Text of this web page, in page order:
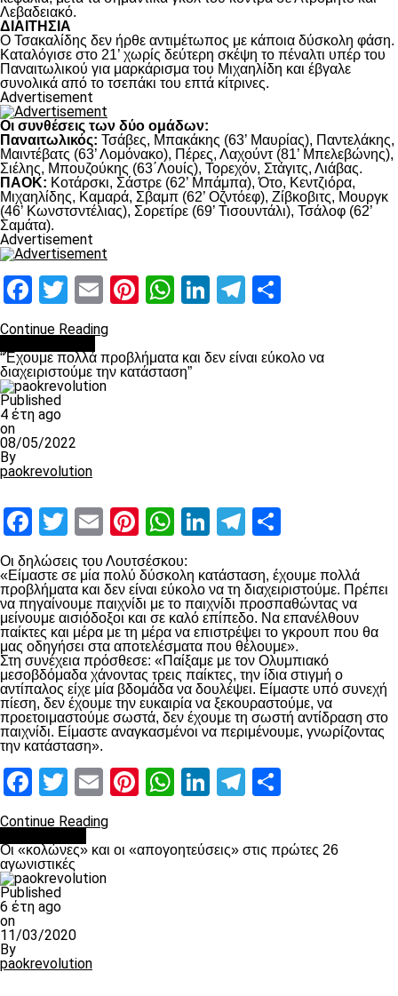
Λεβαδειακό.
ΔΙΑΙΤΗΣΙΑ
Ο Τσακαλίδης δεν ήρθε αντιμέτωπος με κάποια δύσκολη φάση.
Καταλόγισε στο 21’ χωρίς δεύτερη σκέψη το πέναλτι υπέρ του
Παναιτωλικού για μαρκάρισμα του Μιχαηλίδη και έβγαλε
συνολικά από το τσεπάκι του επτά κίτρινες.
Advertisement
Οι συνθέσεις των δύο ομάδων:
Παναιτωλικός: Τσάβες, Μπακάκης (63’ Μαυρίας), Παντελάκης,
Μαιντέβατς (63’ Λομόνακο), Πέρες, Λαχούντ (81’ Μπελεβώνης),
Σιέλης, Μπουζούκης (63΄Λουίς), Τορεχόν, Στάγιτς, Λιάβας.
ΠΑΟΚ: Κοτάρσκι, Σάστρε (62’ Μπάμπα), Ότο, Κεντζιόρα,
Μιχαηλίδης, Καμαρά, Σβαμπ (62’ Οζντόεφ), Ζίβκοβιτς, Μουργκ
(46’ Κωνστσντέλιας), Σορετίρε (69’ Τισουντάλι), Τσάλοφ (62’
Σαμάτα).
Advertisement
Facebook
Twitter
EmailPinterest
WhatsApp
LinkedIn
Telegram
Continue Reading
“Έχουμε πολλά προβλήματα και δεν είναι εύκολο να
διαχειριστούμε την κατάσταση”
Published
4 έτη ago
on
08/05/2022
By
paokrevolution
Facebook
Twitter
EmailPinterest
WhatsApp
LinkedIn
Telegram
Οι δηλώσεις του Λουτσέσκου:
«Είμαστε σε μία πολύ δύσκολη κατάσταση, έχουμε πολλά
προβλήματα και δεν είναι εύκολο να τη διαχειριστούμε. Πρέπει
να πηγαίνουμε παιχνίδι με το παιχνίδι προσπαθώντας να
μείνουμε αισιόδοξοι και σε καλό επίπεδο. Να επανέλθουν
παίκτες και μέρα με τη μέρα να επιστρέψει το γκρουπ που θα
μας οδηγήσει στα αποτελέσματα που θέλουμε».
Στη συνέχεια πρόσθεσε: «Παίξαμε με τον Ολυμπιακό
μεσοβδόμαδα χάνοντας τρεις παίκτες, την ίδια στιγμή ο
αντίπαλος είχε μία βδομάδα να δουλέψει. Είμαστε υπό συνεχή
πίεση, δεν έχουμε την ευκαιρία να ξεκουραστούμε, να
προετοιμαστούμε σωστά, δεν έχουμε τη σωστή αντίδραση στο
παιχνίδι. Είμαστε αναγκασμένοι να περιμένουμε, γνωρίζοντας
την κατάσταση».
Facebook
Twitter
EmailPinterest
WhatsApp
LinkedIn
Telegram
Continue Reading
Οι «κολώνες» και οι «απογοητεύσεις» στις πρώτες 26
αγωνιστικές
Published
6 έτη ago
on
11/03/2020
By
paokrevolution